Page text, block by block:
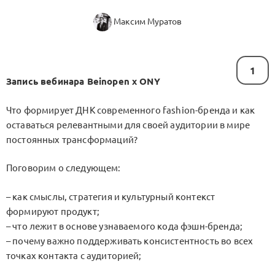
Максим Муратов
1
Запись вебинара Beinopen x ONY
Что формирует ДНК современного fashion-бренда и как
оставаться релевантными для своей аудитории в мире
постоянных трансформаций?
Поговорим о следующем:
– как смыслы, стратегия и культурный контекст
формируют продукт;
– что лежит в основе узнаваемого кода фэшн-бренда;
– почему важно поддерживать консистентность во всех
точках контакта с аудиторией;